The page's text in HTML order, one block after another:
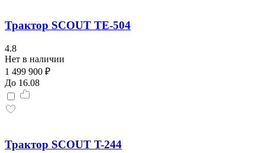
Трактор SCOUT TE-504
4.8
Нет в наличии
1 499 900 ₽
До 16.08
Трактор SCOUT T-244